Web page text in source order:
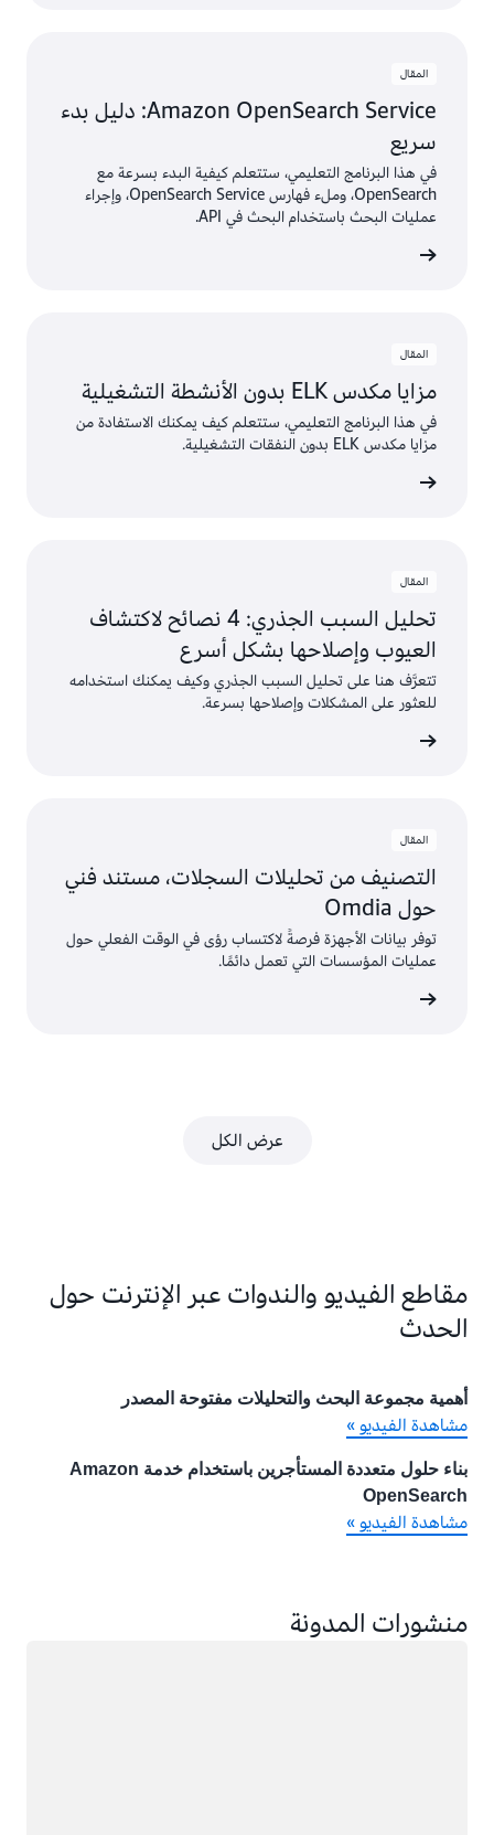
المقال
Amazon OpenSearch Service: دليل بدء
سريع
في هذا البرنامج التعليمي، ستتعلم كيفية البدء بسرعة مع
OpenSearch، وملء فهارس OpenSearch Service، وإجراء
عمليات البحث باستخدام البحث في API.
المقال
مزايا مكدس ELK بدون الأنشطة التشغيلية
في هذا البرنامج التعليمي، ستتعلم كيف يمكنك الاستفادة من
مزايا مكدس ELK بدون النفقات التشغيلية.
المقال
تحليل السبب الجذري: 4 نصائح لاكتشاف
العيوب وإصلاحها بشكل أسرع
تتعرَّف هنا على تحليل السبب الجذري وكيف يمكنك استخدامه
للعثور على المشكلات وإصلاحها بسرعة.
المقال
التصنيف من تحليلات السجلات، مستند فني
حول Omdia
توفر بيانات الأجهزة فرصةً لاكتساب رؤى في الوقت الفعلي حول
عمليات المؤسسات التي تعمل دائمًا.
عرض الكل
مقاطع الفيديو والندوات عبر الإنترنت حول
الحدث
أهمية مجموعة البحث والتحليلات مفتوحة المصدر
مشاهدة الفيديو »
بناء حلول متعددة المستأجرين باستخدام خدمة Amazon
OpenSearch
مشاهدة الفيديو »
منشورات المدونة